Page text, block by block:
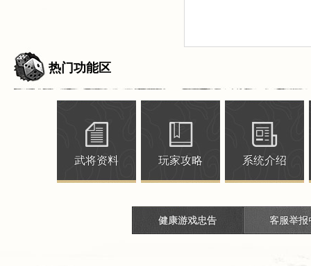
热门功能区
武将资料 玩家攻略 系统介绍
健康游戏忠告 客服举报